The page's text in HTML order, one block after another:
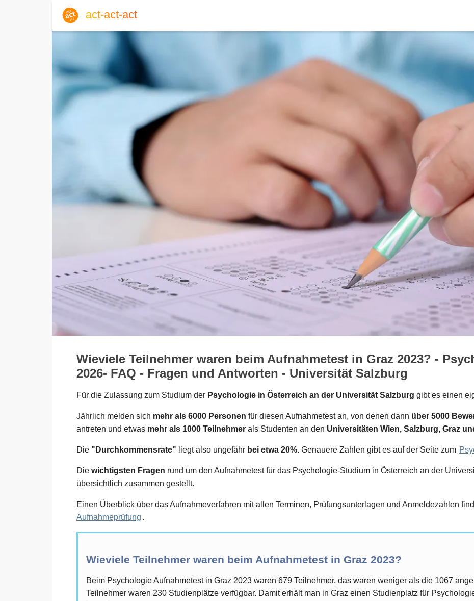
act-act-act
Anmelden
Sa, 08. August 2026 |
Englisch Deutsch
Wieviele Teilnehmer waren beim Aufnahmetest in Graz 2023? -
2026- FAQ - Fragen und Antworten - Universität Salzburg
Für die Zulassung zum Studium der Psychologie in Österreich an der Universität Salzburg gibt es einen
Jährlich melden sich mehr als 6000 Personen für diesen Aufnahmetest an, von denen dann über 5000
antreten und etwas mehr als 1000 Teilnehmer als Studenten an den Universitäten Wien, Salzburg, Graz
Die "Durchkommensrate" liegt also ungefähr bei etwa 20%. Genauere Zahlen gibt es auf der Seite zum
Die wichtigsten Fragen rund um den Aufnahmetest für das Psychologie-Studium in Österreich an der
übersichtlich zusammen gestellt.
Einen Überblick über das Aufnahmeverfahren mit allen Terminen, Prüfungsunterlagen und Anmeldezahlen
Aufnahmeprüfung .
Wieviele Teilnehmer waren beim Aufnahmetest in Graz 2023?
Beim Psychologie Aufnahmetest in Graz 2023 waren 679 Teilnehmer, das waren weniger als die 1067
Teilnehmer waren 230 Studienplätze verfügbar. Damit erhält man in Graz einen Studienplatz für